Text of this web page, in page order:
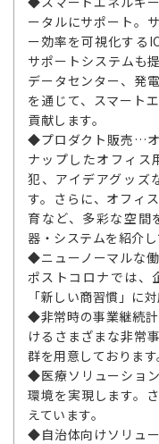
ータルにサポート。
ー効率を可視化する
サポートシステムも
データセンター、発
を通じて、スマート
貢献します。
◆プロダクト販売…オ
ナップしたオフィス
犯、アイデアグッズ
す。さらに、オフィ
育など、多彩な空間
器・システムを紹介し
◆ニューノーマルな
ポストコロナでは、
「新しい商習慣」に
◆非常時の事業継続
けるさまざまな非常
群を用意しております
◆医療ソリューショ
環境を実現します。
えています。
◆自治体向けソリュ